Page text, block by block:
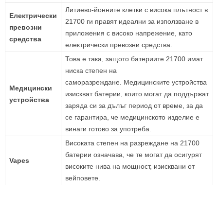
Електрически
превозни
средства
Литиево-йонните клетки с висока плътност в
21700 ги правят идеални за използване в
приложения с високо напрежение, като
електрически превозни средства.
Медицински
устройства
Това е така, защото батериите 21700 имат
ниска степен на
саморазреждане. Медицинските устройства
изискват батерии, които могат да поддържат
заряда си за дълъг период от време, за да
се гарантира, че медицинското изделие е
винаги готово за употреба.
Vapes
Високата степен на разреждане на 21700
батерии означава, че те могат да осигурят
високите нива на мощност, изисквани от
вейповете.